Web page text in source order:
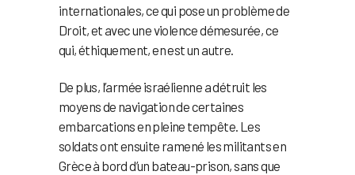
internationales, ce qui pose un problème de
Droit, et avec une violence démesurée, ce
qui, éthiquement, en est un autre.
De plus, l’armée israélienne a détruit les
moyens de navigation de certaines
embarcations en pleine tempête. Les
soldats ont ensuite ramené les militants en
Grèce à bord d’un bateau-prison, sans que